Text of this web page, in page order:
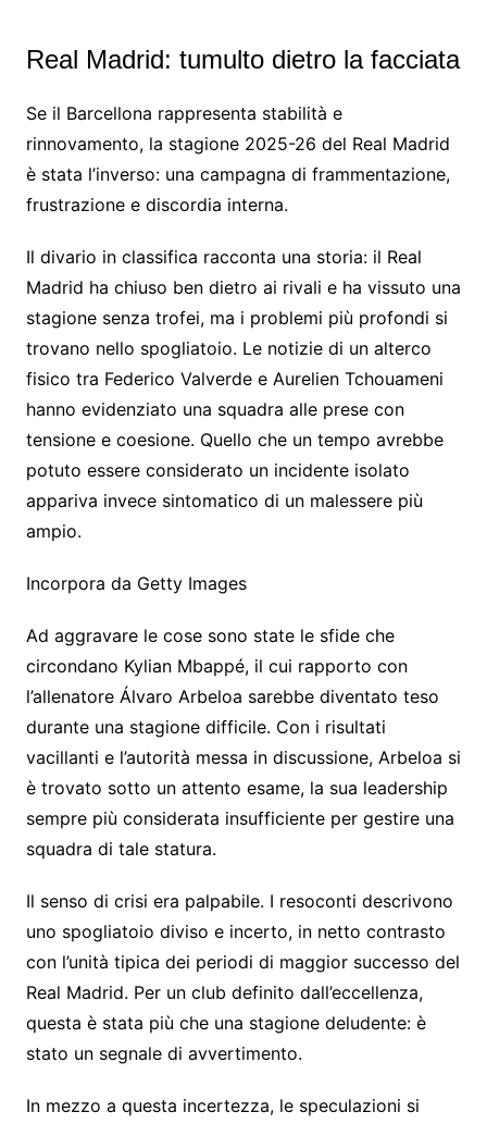
Real Madrid: tumulto dietro la facciata
Se il Barcellona rappresenta stabilità e
rinnovamento, la stagione 2025-26 del Real Madrid
è stata l’inverso: una campagna di frammentazione,
frustrazione e discordia interna.
Il divario in classifica racconta una storia: il Real
Madrid ha chiuso ben dietro ai rivali e ha vissuto una
stagione senza trofei, ma i problemi più profondi si
trovano nello spogliatoio. Le notizie di un alterco
fisico tra Federico Valverde e Aurelien Tchouameni
hanno evidenziato una squadra alle prese con
tensione e coesione. Quello che un tempo avrebbe
potuto essere considerato un incidente isolato
appariva invece sintomatico di un malessere più
ampio.
Incorpora da Getty Images
Ad aggravare le cose sono state le sfide che
circondano Kylian Mbappé, il cui rapporto con
l’allenatore Álvaro Arbeloa sarebbe diventato teso
durante una stagione difficile. Con i risultati
vacillanti e l’autorità messa in discussione, Arbeloa si
è trovato sotto un attento esame, la sua leadership
sempre più considerata insufficiente per gestire una
squadra di tale statura.
Il senso di crisi era palpabile. I resoconti descrivono
uno spogliatoio diviso e incerto, in netto contrasto
con l’unità tipica dei periodi di maggior successo del
Real Madrid. Per un club definito dall’eccellenza,
questa è stata più che una stagione deludente: è
stato un segnale di avvertimento.
In mezzo a questa incertezza, le speculazioni si